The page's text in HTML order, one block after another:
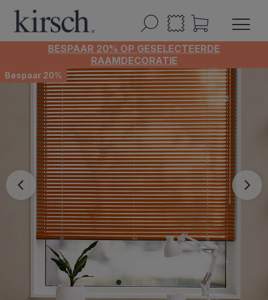
BESPAAR 20% OP GESELECTEERDE
RAAMDECORATIE
Bespaar 20%